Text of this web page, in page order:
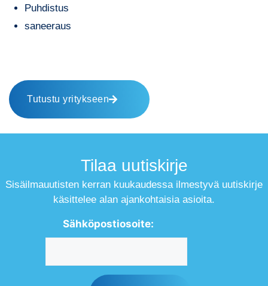
Puhdistus
saneeraus
Tutustu yritykseen
Tilaa uutiskirje
Sisäilmauutisten kerran kuukaudessa ilmestyvä uutiskirje
käsittelee alan ajankohtaisia asioita.
Sähköpostiosoite: